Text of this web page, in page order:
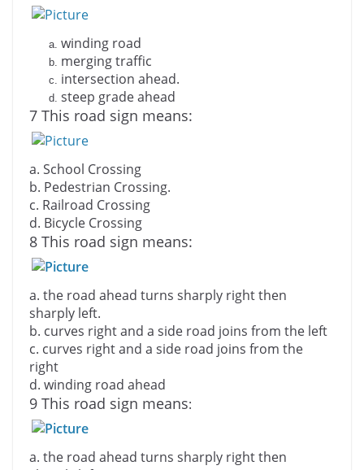
a. winding road
b. merging traffic
c. intersection ahead.
d. steep grade ahead
7 This road sign means:
a. School Crossing
b. Pedestrian Crossing.
c. Railroad Crossing
d. Bicycle Crossing
8 This road sign means:
a. the road ahead turns sharply right then
sharply left.
b. curves right and a side road joins from the left
c. curves right and a side road joins from the
right
d. winding road ahead
9 This road sign means:
a. the road ahead turns sharply right then